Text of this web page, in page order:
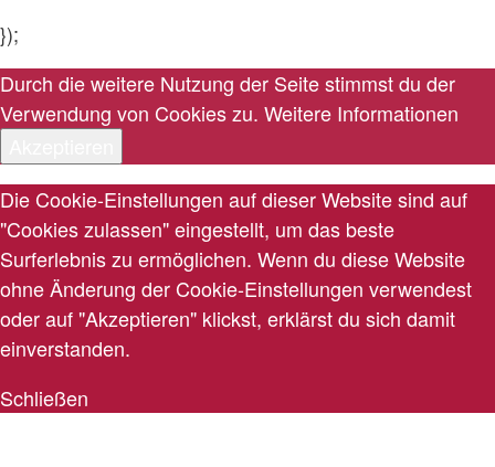
});
Durch die weitere Nutzung der Seite stimmst du der
Verwendung von Cookies zu. Weitere Informationen
Die Cookie-Einstellungen auf dieser Website sind auf
"Cookies zulassen" eingestellt, um das beste
Surferlebnis zu ermöglichen. Wenn du diese Website
ohne Änderung der Cookie-Einstellungen verwendest
oder auf "Akzeptieren" klickst, erklärst du sich damit
einverstanden.
Schließen